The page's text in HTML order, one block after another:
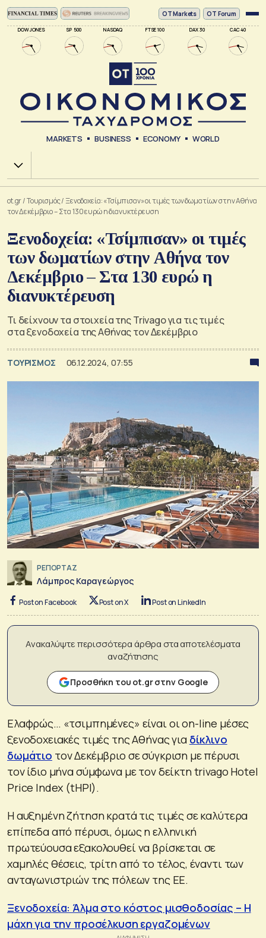
DOW JONES SP 500 NASDAQ FTSE 100 DAX 30 CAC 40
ΟΤ Markets OT Forum
MARKETS BUSINESS ECONOMY WORLD
Χ.Α.
ot.gr/Τουρισμός/ Ξενοδοχεία: «Τσίμπισαν» οι τιμές των δωματίων στην Αθήνα
τον Δεκέμβριο – Στα 130 ευρώ η διανυκτέρευση
Ξενοδοχεία: «Τσίμπισαν» οι τιμές
των δωματίων στην Αθήνα τον
Δεκέμβριο – Στα 130 ευρώ η
διανυκτέρευση
Τι δείχνουν τα στοιχεία της Trivago για τις τιμές
στα ξενοδοχεία της Αθήνας τον Δεκέμβριο
ΤΟΥΡΙΣΜΟΣ 06.12.2024, 07:55
ΡΕΠΟΡΤΑΖ
Λάμπρος Καραγεώργος
Post on Facebook Post on X Post on LinkedIn
Ανακαλύψτε περισσότερα άρθρα στα αποτελέσματα
αναζήτησης
Προσθήκη του ot.gr στην Google
Ελαφρώς… «τσιμπημένες» είναι οι on-line μέσες
ξενοδοχειακές τιμές της Αθήνας για δίκλινο
δωμάτιο τον Δεκέμβριο σε σύγκριση με πέρυσι
τον ίδιο μήνα σύμφωνα με τον δείκτη trivago Hotel
Price Index (tHPI).
Η αυξημένη ζήτηση κρατά τις τιμές σε καλύτερα
επίπεδα από πέρυσι, όμως η ελληνική
πρωτεύουσα εξακολουθεί να βρίσκεται σε
χαμηλές θέσεις, τρίτη από το τέλος, έναντι των
ανταγωνιστριών της πόλεων της ΕΕ.
Ξενοδοχεία: Άλμα στο κόστος μισθοδοσίας – Η
μάχη για την προσέλκυση εργαζομένων